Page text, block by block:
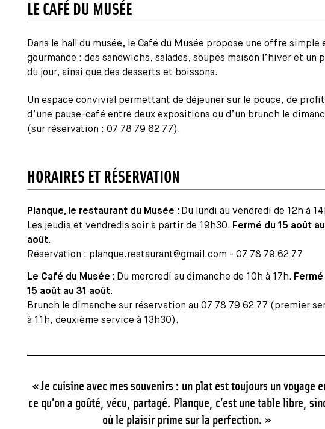
LE CAFÉ DU MUSÉE
Dans le hall du musée, le Café du Musée propose une offre simple
gourmande : des sandwichs, salades, soupes maison l’hiver et un
du jour, ainsi que des desserts et boissons.
Un espace convivial permettant de déjeuner sur le pouce, de
d’une pause-café entre deux expositions ou d’un brunch le
(sur réservation : 07 78 79 62 77).
HORAIRES ET RÉSERVATION
Planque, le restaurant du Musée : Du lundi au vendredi de 12h à
Les jeudis et vendredis soir à partir de 19h30. Fermé du 15 août au
août.
Réservation : planque.restaurant@gmail.com - 07 78 79 62 77
Le Café du Musée : Du mercredi au dimanche de 10h à 17h. Fermé
15 août au 31 août.
Brunch le dimanche sur réservation au 07 78 79 62 77 (premier
à 11h, deuxième service à 13h30).
« Je cuisine avec mes souvenirs : un plat est toujours un voyage
ce qu’on a goûté, vécu, partagé. Planque, c’est une table libre,
où le plaisir prime sur la perfection. »